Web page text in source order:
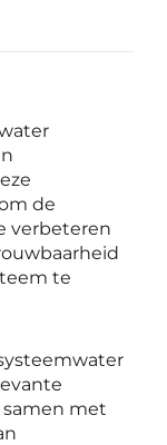
de
verbeteren
te
samen met